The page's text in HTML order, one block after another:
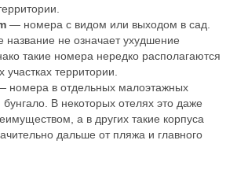
— номера с видом или выходом в сад.
не означает ухудшение
такие номера нередко располагаются
территории.
номера в отдельных малоэтажных
бунгало. В некоторых отелях это даже
а в других такие корпуса
дальше от пляжа и главного